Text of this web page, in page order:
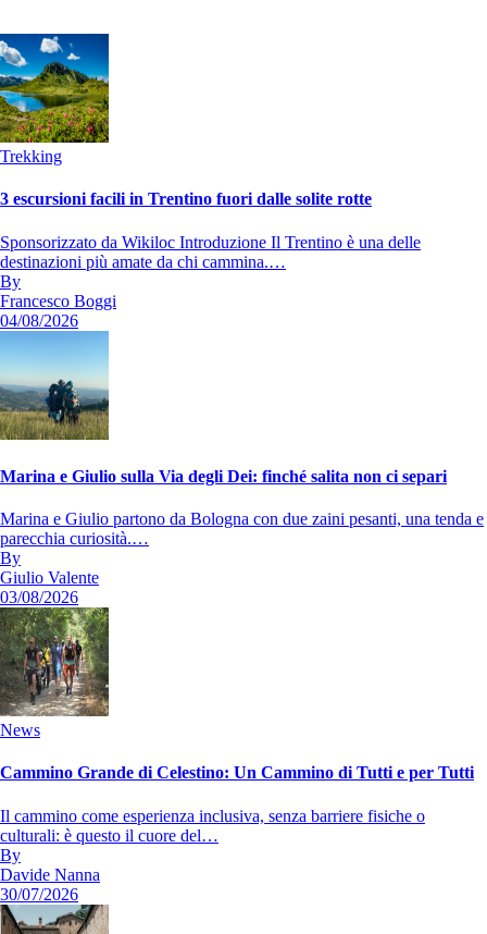
Trekking
3 escursioni facili in Trentino fuori dalle solite rotte
Sponsorizzato da Wikiloc Introduzione Il Trentino è una delle
destinazioni più amate da chi cammina.…
By
Francesco Boggi
04/08/2026
Marina e Giulio sulla Via degli Dei: finché salita non ci separi
Marina e Giulio partono da Bologna con due zaini pesanti, una tenda e
parecchia curiosità.…
By
Giulio Valente
03/08/2026
News
Cammino Grande di Celestino: Un Cammino di Tutti e per Tutti
Il cammino come esperienza inclusiva, senza barriere fisiche o
culturali: è questo il cuore del…
By
Davide Nanna
30/07/2026